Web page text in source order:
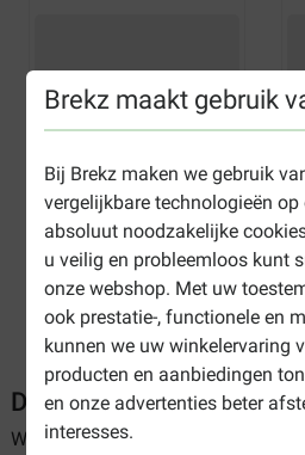
Brekz maakt gebruik
Bij Brekz maken we gebruik
vergelijkbare technologieën
absoluut noodzakelijke
u veilig en probleemloos kunt
onze webshop. Met uw
ook prestatie-, functionele en
kunnen we uw winkelervaring
producten en aanbiedingen
en onze advertenties beter
interesses.
De beste puppy snacks
Wanneer u uw pup eens een keer